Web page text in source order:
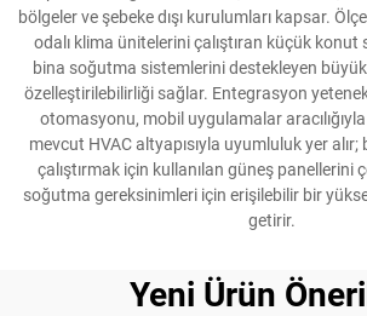
bölgeler ve şebeke dışı kurulumları kapsar.
odalı klima ünitelerini çalıştıran küçük
bina soğutma sistemlerini destekleyen
özelleştirilebilirliği sağlar. Entegrasyon
otomasyonu, mobil uygulamalar
mevcut HVAC altyapısıyla uyumluluk yer
çalıştırmak için kullanılan güneş panellerini
soğutma gereksinimleri için erişilebilir bir
getirir.
Yeni Ürün